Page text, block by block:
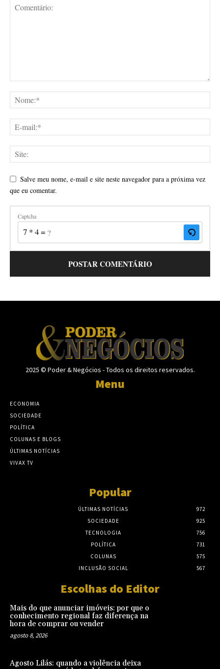
Salve meu nome, e-mail e site neste navegador para a próxima vez
que eu comentar.
Captcha
7 * 4 = ?
2025 © Poder & Negócios - Todos os direitos reservados.
Menu
ECONOMIA
SOCIEDADE
POLÍTICA
COLUNAS E BLOGS
ÚLTIMAS NOTÍCIAS
VIVAX TV
Popular
ÚLTIMAS NOTÍCIAS
972
SOCIEDADE
925
TECNOLOGIA
756
POLÍTICA
731
COLUNAS
575
INCLUSÃO SOCIAL
567
Escolhas do Editor
Mais do que anunciar imóveis: por que o
conhecimento regional faz diferença na
hora de comprar ou vender
agosto 8, 2026
Agosto Lilás: quando a violência deixa